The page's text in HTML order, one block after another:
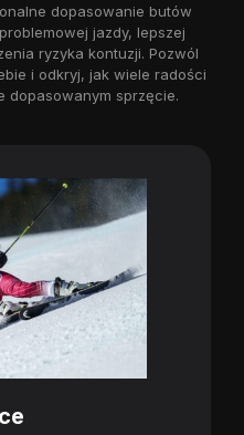
dopasowanie butów
jazdy, lepszej
ryzyka kontuzji. Pozwól
i odkryj, jak wiele radości
dopasowanym sprzęcie.